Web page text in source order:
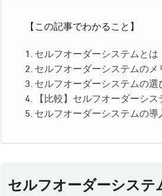
【この記事でわかること】
セルフオーダーシステムとは
セルフオーダーシステムのメ
セルフオーダーシステムの選
【比較】セルフオーダーシス
セルフオーダーシステムの導
セルフオーダーシステ